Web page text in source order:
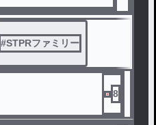
#STPRファミリー
8